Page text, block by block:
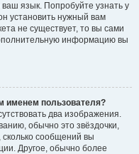
язык. Попробуйте узнать у
установить нужный вам
не существует, то вы сами
информацию вы
именем пользователя?
два изображения.
обычно это звёздочки,
сколько сообщений вы
Другое, обычно более